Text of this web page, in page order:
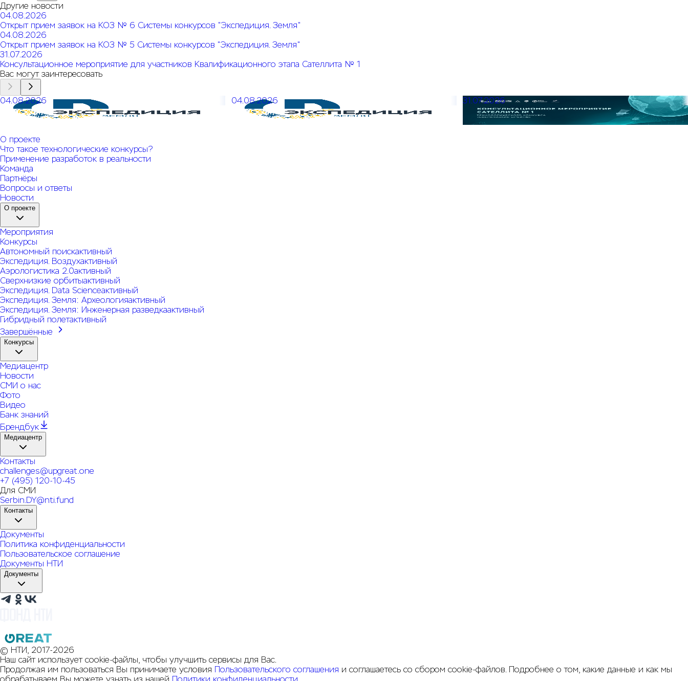
Другие новости
04.08.2026
Открыт прием заявок на КОЗ № 6 Системы конкурсов "Экспедиция. Земля"
04.08.2026
Открыт прием заявок на КОЗ № 5 Системы конкурсов "Экспедиция. Земля"
31.07.2026
Консультационное мероприятие для участников Квалификационного этапа Сателлита № 1
Вас могут заинтересовать
04.08.2026
Открыт прием заявок на КОЗ № 6 Системы конкурсов
"Экспедиция. Земля"
04.08.2026
Открыт прием заявок на КОЗ № 5 Системы конкурсов
"Экспедиция. Земля"
31.07.2026
Консультационное мероприятие для участников
Квалификационного этапа Сателлита № 1
О проекте
Что такое технологические конкурсы?
Применение разработок в реальности
Команда
Партнёры
Вопросы и ответы
Новости
О проекте
Мероприятия
Конкурсы
Автономный поискактивный
Экспедиция. Воздухактивный
Аэрологистика 2.0активный
Сверхнизкие орбитыактивный
Экспедиция. Data Scienceактивный
Экспедиция. Земля: Археологияактивный
Экспедиция. Земля: Инженерная разведкаактивный
Гибридный полетактивный
Завершённые
Конкурсы
Медиацентр
Новости
СМИ о нас
Фото
Видео
Банк знаний
Брендбук
Медиацентр
Контакты
challenges@upgreat.one
+7 (495) 120-10-45
Для СМИ
Serbin.DY@nti.fund
Контакты
Документы
Политика конфиденциальности
Пользовательское соглашение
Документы НТИ
Документы
© НТИ, 2017-2026
Наш сайт использует cookie-файлы, чтобы улучшить сервисы для Вас.
Продолжая им пользоваться Вы принимаете условия Пользовательского соглашения и соглашаетесь со сбором cookie-файлов. Подробнее о том, какие данные и как мы